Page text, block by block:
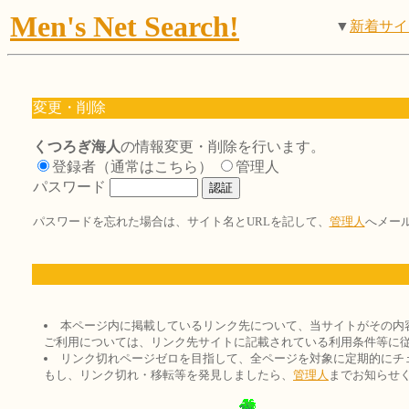
Men's Net Search! ▼ 新着サ
変更・削除
くつろぎ海人の情報変更・削除を行います。
登録者（通常はこちら）
管理人
パスワード
パスワードを忘れた場合は、サイト名とURLを記して、 管理人へメー
本ページ内に掲載しているリンク先について、当サイトがその
ご利用については、リンク先サイトに記載されている利用条件等に
リンク切れページゼロを目指して、全ページを対象に定期的に
もし、リンク切れ・移転等を発見しましたら、 管理人 までお知らせ